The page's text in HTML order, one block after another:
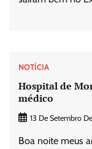
NOTÍCIA
Hospital de
médico
13 De Setembro
Boa noite meus